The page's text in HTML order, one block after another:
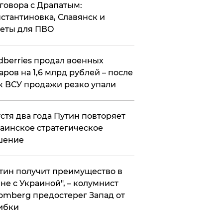
с Драпатым:
Славянск и
для ПВО
продал военных
на 1,6 млрд рублей – после
ВСУ продажи резко упали
два года Путин повторяет
стратегическое
получит преимущество в
с Украиной", – колумнист
предостерег Запад от